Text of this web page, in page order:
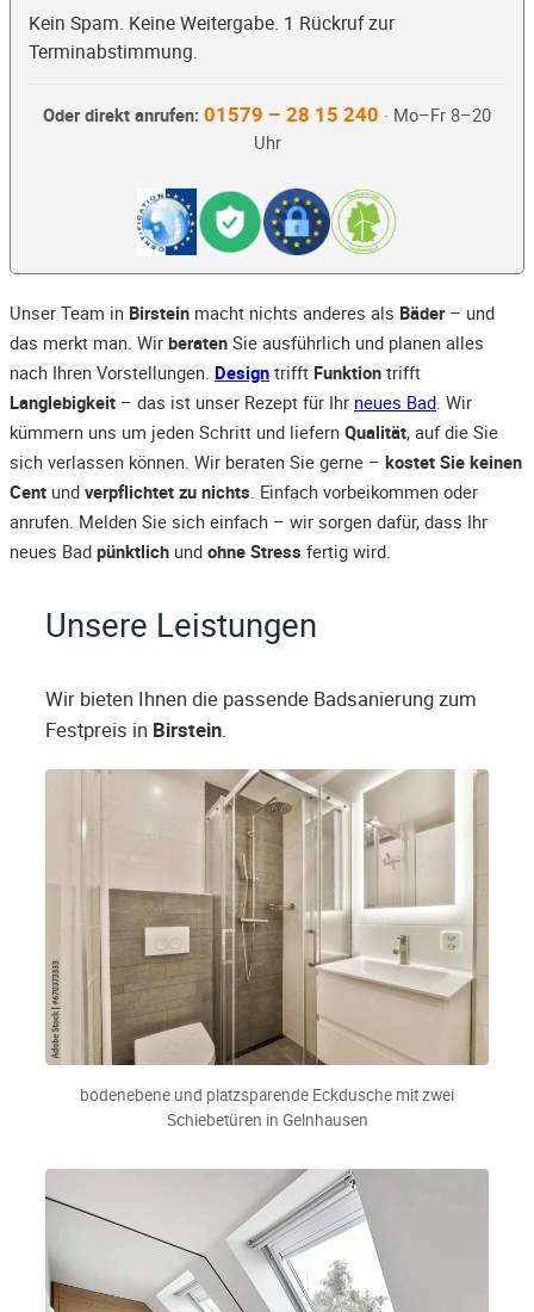
Kein Spam. Keine Weitergabe. 1 Rückruf zur
Terminabstimmung.
Oder direkt anrufen: 01579 – 28 15 240 · Mo–Fr 8–20
Uhr
Unser Team in Birstein macht nichts anderes als Bäder– und
das merkt man. Wir beraten Sie ausführlich und planen alles
nach Ihren Vorstellungen. Design trifft Funktion trifft
Langlebigkeit – das ist unser Rezept für Ihr neues Bad. Wir
kümmern uns um jeden Schritt und liefern Qualität, auf die Sie
sich verlassen können. Wir beraten Sie gerne – kostet Sie keinen
Cent und verpflichtet zu nichts. Einfach vorbeikommen oder
anrufen. Melden Sie sich einfach – wir sorgen dafür, dass Ihr
neues Bad pünktlich und ohne Stress fertig wird.
Unsere Leistungen
Wir bieten Ihnen die passende Badsanierung zum
Festpreis in Birstein.
bodenebene und platzsparende Eckdusche mit zwei
Schiebetüren in Gelnhausen